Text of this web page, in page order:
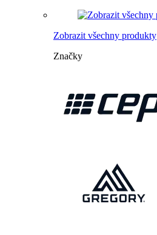
Zobrazit všechny produkty
Značky